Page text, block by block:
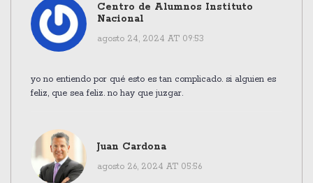
Centro de Alumnos Instituto
Nacional
agosto 24, 2024 AT 09:53
yo no entiendo por qué esto es tan complicado. si alguien es
feliz, que sea feliz. no hay que juzgar.
Juan Cardona
agosto 26, 2024 AT 05:56